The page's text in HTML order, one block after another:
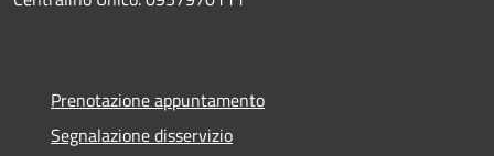
Prenotazione appuntamento
Segnalazione disservizio